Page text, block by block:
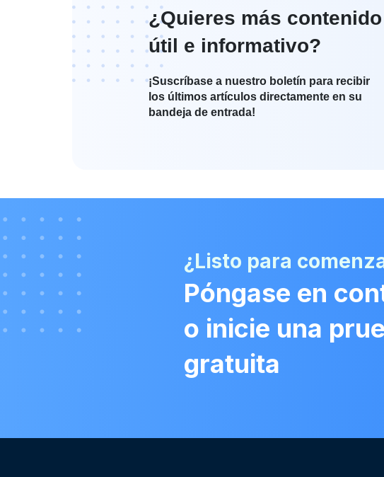
¿Quieres más contenido
útil e informativo?
¡Suscríbase a nuestro boletín para recibir
los últimos artículos directamente en su
bandeja de entrada!
¿Listo para
Póngase en
o inicie una
gratuita